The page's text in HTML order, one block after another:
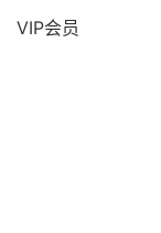
VIP会员